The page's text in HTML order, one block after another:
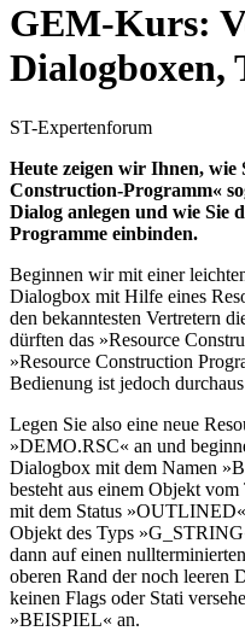
GEM-Kurs:
Dialogboxen,
ST-Expertenforum
Heute zeigen wir Ihnen, wie
Construction-Programm«
Dialog anlegen und wie Sie
Programme einbinden.
Beginnen wir mit einer
Dialogbox mit Hilfe eines
den bekanntesten Vertretern
dürften das »Resource
»Resource Construction
Bedienung ist jedoch
Legen Sie also eine neue
»DEMO.RSC« an und
Dialogbox mit dem Namen
besteht aus einem Objekt
mit dem Status
Objekt des Typs
dann auf einen
oberen Rand der noch
keinen Flags oder Stati
»BEISPIEL« an.